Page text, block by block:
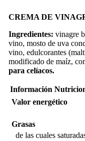
CREMA DE
Ingredientes: vinagre
vino, mosto de uva
vino, edulcorantes
modificado de maíz,
para celíacos.
Información
Valor energético
Grasas
de las cuales